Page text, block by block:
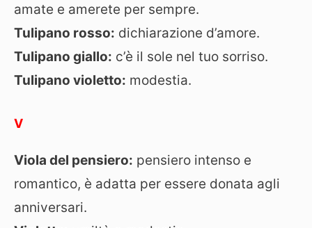
amate e amerete per sempre.
Tulipano rosso: dichiarazione d’amore.
Tulipano giallo: c’è il sole nel tuo sorriso.
Tulipano violetto: modestia.
V
Viola del pensiero: pensiero intenso e
romantico, è adatta per essere donata agli
anniversari.